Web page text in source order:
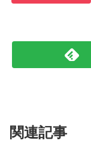
関連記事